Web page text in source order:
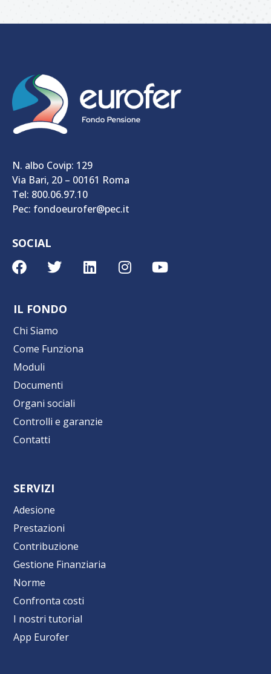
N. albo Covip: 129
Via Bari, 20 – 00161 Roma
Tel: 800.06.97.10
Pec: fondoeurofer@pec.it
SOCIAL
IL FONDO
Chi Siamo
Come Funziona
Moduli
Documenti
Organi sociali
Controlli e garanzie
Contatti
SERVIZI
Adesione
Prestazioni
Contribuzione
Gestione Finanziaria
Norme
Confronta costi
I nostri tutorial
App Eurofer